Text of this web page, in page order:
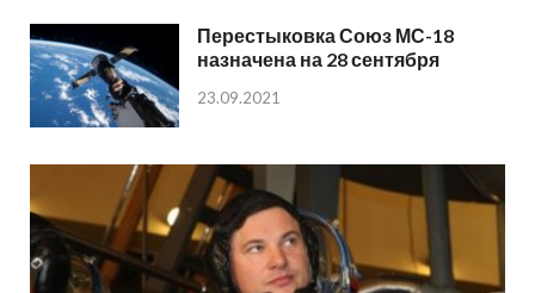
Перестыковка Союз МС-18
назначена на 28 сентября
23.09.2021